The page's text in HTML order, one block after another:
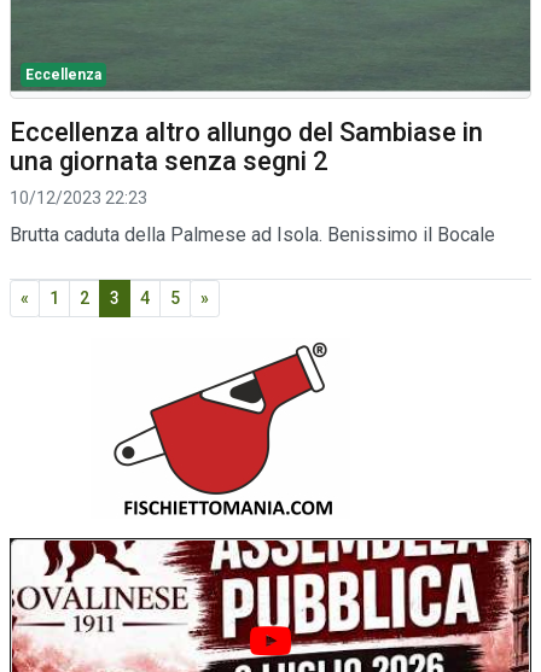
Eccellenza
Eccellenza altro allungo del Sambiase in
una giornata senza segni 2
10/12/2023 22:23
Brutta caduta della Palmese ad Isola. Benissimo il Bocale
« 1 2 3 4 5 »